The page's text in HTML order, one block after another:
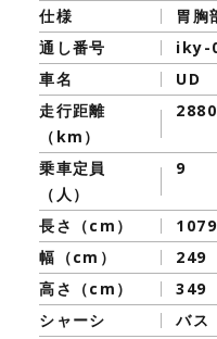
仕様
胃胸
通し番号
iky-
車名
UD
走行距離
（km）
乗車定員
（人）
9
長さ（cm）
1079
幅（cm）
249
高さ（cm）
349
シャーシ
バス